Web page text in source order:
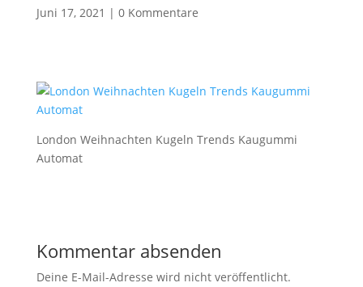
Juni 17, 2021 | 0 Kommentare
London Weihnachten Kugeln Trends Kaugummi
Automat
Kommentar absenden
Deine E-Mail-Adresse wird nicht veröffentlicht.